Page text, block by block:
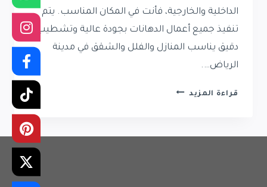
الداخلية والخارجية، فأنت في المكان المناسب. يتم
تنفيذ جميع أعمال الدهانات بجودة عالية وتشطيب
دقيق يناسب المنازل والفلل والشقق في مدينة
الرياض….
قراءة المزيد رقم